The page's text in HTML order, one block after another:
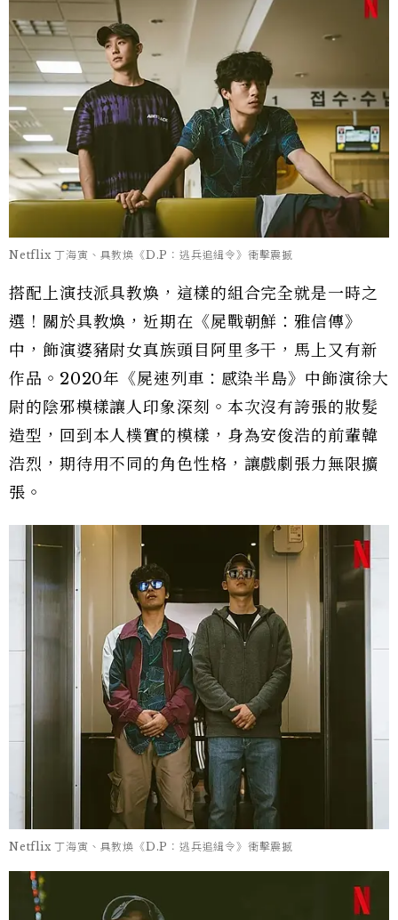
Netflix 丁海寅、具教煥《D.P：逃兵追緝令》衝擊震撼
搭配上演技派具教煥，這樣的組合完全就是一時之
選！關於具教煥，近期在《屍戰朝鮮：雅信傳》
中，飾演婆豬尉女真族頭目阿里多干，馬上又有新
作品。2020年《屍速列車：感染半島》中飾演徐大
尉的陰邪模樣讓人印象深刻。本次沒有誇張的妝髮
造型，回到本人樸實的模樣，身為安俊浩的前輩韓
浩烈，期待用不同的角色性格，讓戲劇張力無限擴
張。
Netflix 丁海寅、具教煥《D.P：逃兵追緝令》衝擊震撼